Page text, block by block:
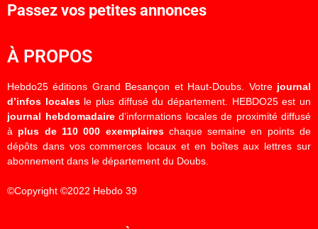
Passez vos petites annonces
À PROPOS
Hebdo25 éditions Grand Besançon et Haut-Doubs. Votre journal
d’infos localesle plus diffusé du département. HEBDO25 est un
journal hebdomadaired’informations locales de proximité diffusé
à plus de 110 000 exemplaireschaque semaine en points de
dépôts dans vos commerces locaux et en boîtes aux lettres sur
abonnement dans le département du Doubs.
©Copyright ©2022 Hebdo 39